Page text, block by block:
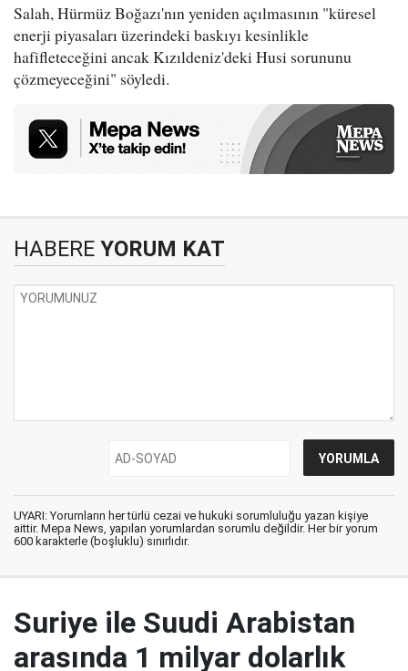
Salah, Hürmüz Boğazı'nın yeniden açılmasının "küresel
enerji piyasaları üzerindeki baskıyı kesinlikle
hafifleteceğini ancak Kızıldeniz'deki Husi sorununu
çözmeyeceğini" söyledi.
HABERE YORUM KAT
UYARI: Yorumların her türlü cezai ve hukuki sorumluluğu yazan kişiye
aittir. Mepa News, yapılan yorumlardan sorumlu değildir. Her bir yorum
600 karakterle (boşluklu) sınırlıdır.
Suriye ile Suudi Arabistan
arasında 1 milyar dolarlık